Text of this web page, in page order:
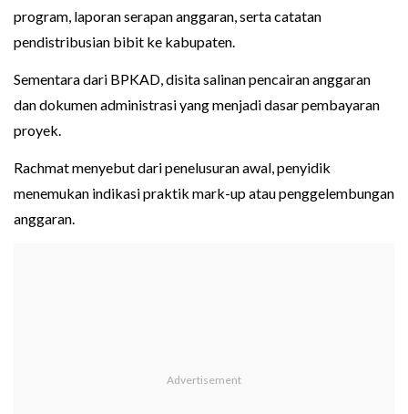
program, laporan serapan anggaran, serta catatan
pendistribusian bibit ke kabupaten.
Sementara dari BPKAD, disita salinan pencairan anggaran
dan dokumen administrasi yang menjadi dasar pembayaran
proyek.
Rachmat menyebut dari penelusuran awal, penyidik
menemukan indikasi praktik mark-up atau penggelembungan
anggaran.